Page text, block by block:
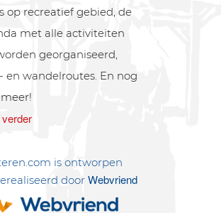
op recreatief gebied, de
met alle activiteiten
georganiseerd,
en wandelroutes. En nog
is ontworpen
doorWebvriend